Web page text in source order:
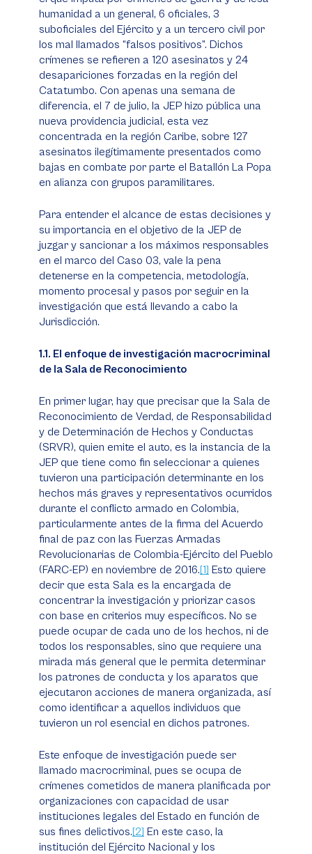
humanidad a un general, 6 oficiales, 3
suboficiales del Ejército y a un tercero civil por
los mal llamados “falsos positivos”. Dichos
crímenes se refieren a 120 asesinatos y 24
desapariciones forzadas en la región del
Catatumbo. Con apenas una semana de
diferencia, el 7 de julio, la JEP hizo pública una
nueva providencia judicial, esta vez
concentrada en la región Caribe, sobre 127
asesinatos ilegítimamente presentados como
bajas en combate por parte el Batallón La Popa
en alianza con grupos paramilitares.
Para entender el alcance de estas decisiones y
su importancia en el objetivo de la JEP de
juzgar y sancionar a los máximos responsables
en el marco del Caso 03, vale la pena
detenerse en la competencia, metodología,
momento procesal y pasos por seguir en la
investigación que está llevando a cabo la
Jurisdicción.
1.1. El enfoque de investigación macrocriminal
de la Sala de Reconocimiento
En primer lugar, hay que precisar que la Sala de
Reconocimiento de Verdad, de Responsabilidad
y de Determinación de Hechos y Conductas
(SRVR), quien emite el auto, es la instancia de la
JEP que tiene como fin seleccionar a quienes
tuvieron una participación determinante en los
hechos más graves y representativos ocurridos
durante el conflicto armado en Colombia,
particularmente antes de la firma del Acuerdo
final de paz con las Fuerzas Armadas
Revolucionarias de Colombia-Ejército del Pueblo
(FARC-EP) en noviembre de 2016.[1] Esto quiere
decir que esta Sala es la encargada de
concentrar la investigación y priorizar casos
con base en criterios muy específicos. No se
puede ocupar de cada uno de los hechos, ni de
todos los responsables, sino que requiere una
mirada más general que le permita determinar
los patrones de conducta y los aparatos que
ejecutaron acciones de manera organizada, así
como identificar a aquellos individuos que
tuvieron un rol esencial en dichos patrones.
Este enfoque de investigación puede ser
llamado macrocriminal, pues se ocupa de
crímenes cometidos de manera planificada por
organizaciones con capacidad de usar
instituciones legales del Estado en función de
sus fines delictivos.[2] En este caso, la
institución del Ejército Nacional y los